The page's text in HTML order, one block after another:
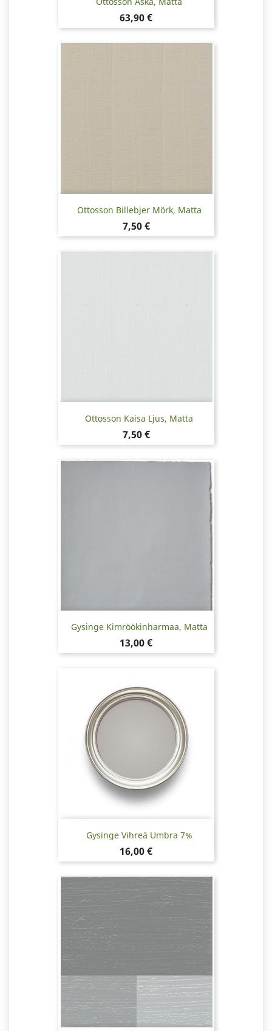
Hinta
63,90 €
Ottosson Billebjer Mörk, Matta
Hinta
7,50 €
Ottosson Kaisa Ljus, Matta
Hinta
7,50 €
Gysinge Kimröökinharmaa, Matta
Hinta
13,00 €
Gysinge Vihreä Umbra 7%
Hinta
16,00 €